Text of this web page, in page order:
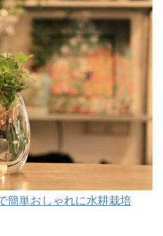
簡単おしゃれに水耕栽培